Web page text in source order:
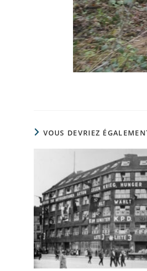
VOUS DEVRIEZ